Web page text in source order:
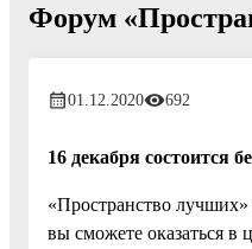
Форум
01.12.2020 692
16 декабря состоится
«Пространство лучших»
вы сможете оказаться в